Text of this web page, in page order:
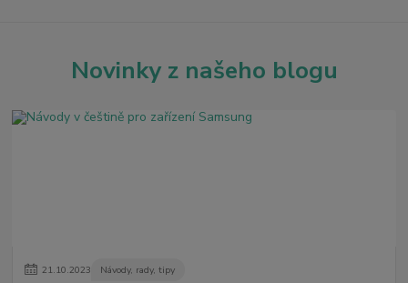
Novinky z našeho blogu
21.10.2023 Návody, rady, tipy